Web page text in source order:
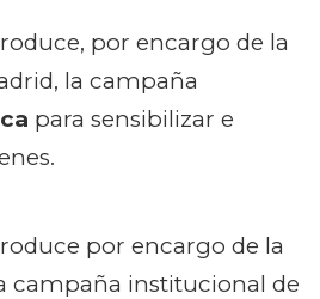
por encargo de la
la campaña
para sensibilizar e
por encargo de la
campaña institucional de